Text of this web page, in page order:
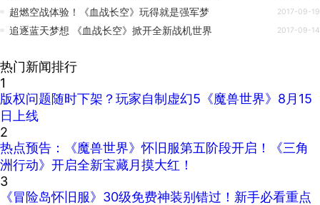
超燃空战体验！《血战长空》玩得就是强军梦 2017-09-19
追逐蓝天梦想 《血战长空》掀开全新战机世界 2017-09-14
热门新闻排行
1
版权问题随时下架？玩家自制虚幻5《魔兽世界》8月15
日上线
2
热点预告：《魔兽世界》怀旧服第五阶段开启！《三角
洲行动》开启全新宝藏月摸大红！
3
《冒险岛怀旧服》30级免费神装别错过！新手必看重点